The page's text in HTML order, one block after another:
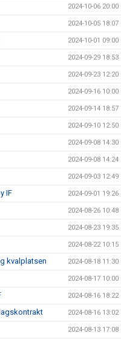
2024-10-06 20:00
2024-10-05 18:07
2024-10-01 09:00
2024-09-29 18:53
2024-09-23 12:20
2024-09-16 10:00
2024-09-14 18:57
2024-09-10 12:50
2024-09-08 14:30
2024-09-08 14:24
2024-09-03 12:49
IF 2024-09-01 19:26
2024-08-26 10:48
2024-08-23 19:35
2024-08-22 10:15
kvalplatsen 2024-08-18 11:30
2024-08-17 10:00
2024-08-16 18:22
2024-08-16 13:02
2024-08-13 17:08